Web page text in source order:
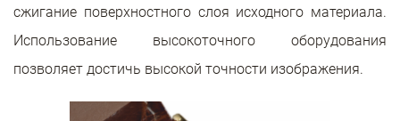
сжигание поверхностного слоя исходного материала.
Использование высокоточного оборудования
позволяет достичь высокой точности изображения.